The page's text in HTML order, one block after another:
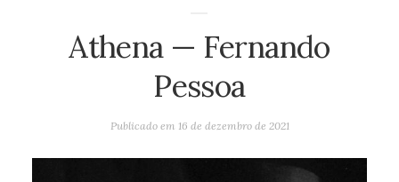
Athena — Fernando
Pessoa
Publicado em 16 de dezembro de 2021